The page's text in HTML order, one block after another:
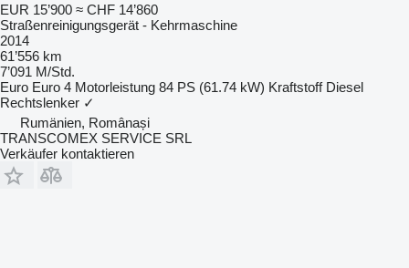
EUR 15’900 ≈ CHF 14’860
Straßenreinigungsgerät - Kehrmaschine
2014
61’556 km
7’091 M/Std.
Euro Euro 4 Motorleistung 84 PS (61.74 kW) Kraftstoff Diesel
Rechtslenker ✓
Rumänien, Românași
TRANSCOMEX SERVICE SRL
Verkäufer kontaktieren